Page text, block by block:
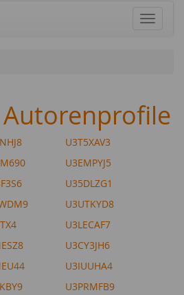
U3T5XAV3
U3EMPYJ5
U35DLZG1
U3UTKYD8
U3LECAF7
U3CY3JH6
U3IUUHA4
U3PRMFB9